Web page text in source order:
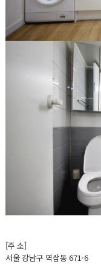
[주 소]
서울 강남구 역삼동 671-6